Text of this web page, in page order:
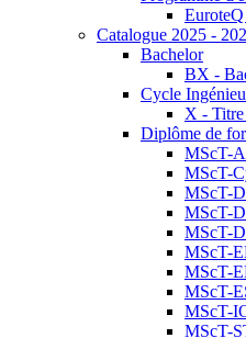
Catalogue 2025 -
Bachelor
BX -
Cycle
X - Titre
Diplôme de
MScT-
MScT-
MScT-
MScT-
MScT-
MScT-
MScT-
MScT-
MScT-
MScT-